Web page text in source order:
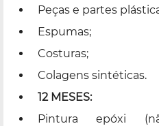
Peças e partes
Espumas;
Costuras;
Colagens sintéticas.
12 MESES:
Pintura epóxi